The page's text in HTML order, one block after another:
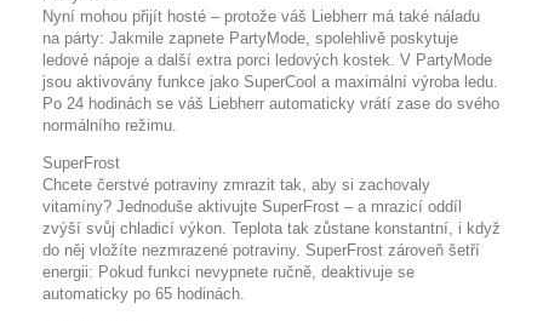
Nyní mohou přijít hosté – protože váš Liebherr má také náladu
na párty: Jakmile zapnete PartyMode, spolehlivě poskytuje
ledové nápoje a další extra porci ledových kostek. V PartyMode
jsou aktivovány funkce jako SuperCool a maximální výroba ledu.
Po 24 hodinách se váš Liebherr automaticky vrátí zase do svého
normálního režimu.
SuperFrost
Chcete čerstvé potraviny zmrazit tak, aby si zachovaly
vitamíny? Jednoduše aktivujte SuperFrost – a mrazicí oddíl
zvýší svůj chladicí výkon. Teplota tak zůstane konstantní, i když
do něj vložíte nezmrazené potraviny. SuperFrost zároveň šetří
energii: Pokud funkci nevypnete ručně, deaktivuje se
automaticky po 65 hodinách.